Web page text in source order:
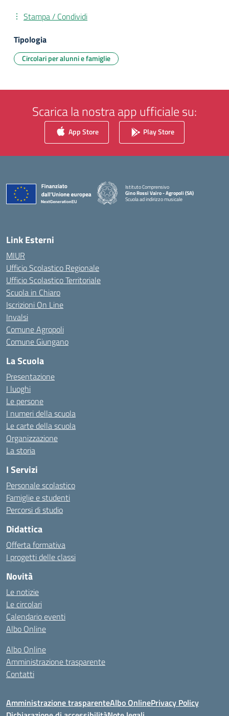
Stampa / Condividi
Tipologia
Circolari per alunni e famiglie
Scarica la nostra app ufficiale su:
App Store Play Store
Istituto Comprensivo
Gino Rossi Vairo - Agropoli (SA)
Scuola ad indirizzo musicale
Link Esterni
MIUR
Ufficio Scolastico Regionale
Ufficio Scolastico Territoriale
Scuola in Chiaro
Iscrizioni On Line
Invalsi
Comune Agropoli
Comune Giungano
La Scuola
Presentazione
I luoghi
Le persone
I numeri della scuola
Le carte della scuola
Organizzazione
La storia
I Servizi
Personale scolastico
Famiglie e studenti
Percorsi di studio
Didattica
Offerta formativa
I progetti delle classi
Novità
Le notizie
Le circolari
Calendario eventi
Albo Online
Albo Online
Amministrazione trasparente
Contatti
Amministrazione trasparenteAlbo OnlinePrivacy Policy